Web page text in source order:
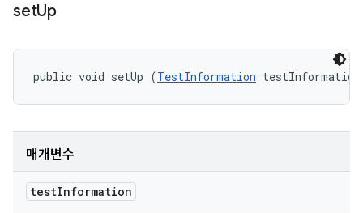
setUp
public void setUp (TestInformation
매개변수
testInformation